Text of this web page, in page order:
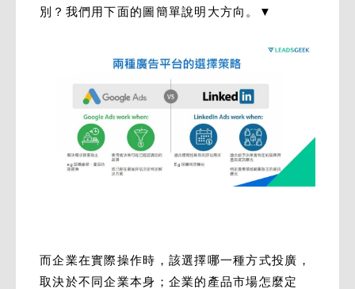
別？我們用下面的圖簡單說明大方向。▼
而企業在實際操作時，該選擇哪一種方式投廣，
取決於不同企業本身；企業的產品市場怎麼定